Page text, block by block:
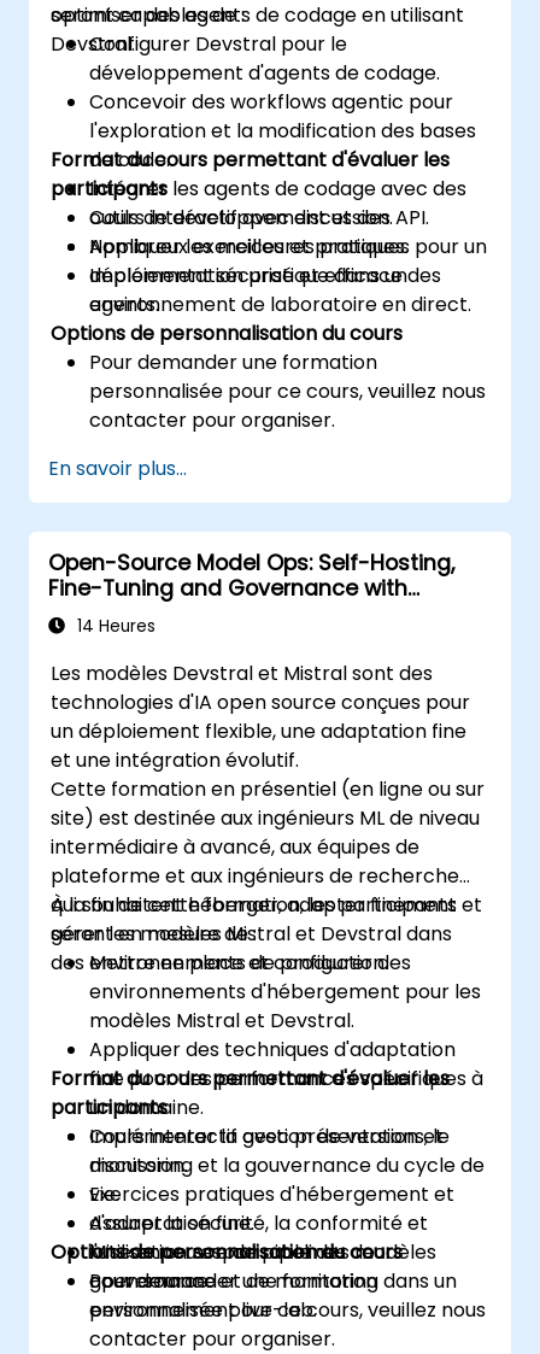
optimiser des agents de codage en utilisant
Devstral.
seront capables de :
Configurer Devstral pour le
développement d'agents de codage.
Concevoir des workflows agentic pour
l'exploration et la modification des bases
de code.
Intégrer les agents de codage avec des
outils de développement et des API.
Appliquer les meilleures pratiques pour un
déploiement sécurisé et efficace des
agents.
Format du cours permettant d'évaluer les
participants
Cours interactif avec discussion.
Nombreux exercices et pratiques.
Implémentation pratique dans un
environnement de laboratoire en direct.
Options de personnalisation du cours
Pour demander une formation
personnalisée pour ce cours, veuillez nous
contacter pour organiser.
En savoir plus...
Open-Source Model Ops: Self-Hosting,
Fine-Tuning and Governance with
Devstral & Mistral Models
14 Heures
Les modèles Devstral et Mistral sont des
technologies d'IA open source conçues pour
un déploiement flexible, une adaptation fine
et une intégration évolutif.
Cette formation en présentiel (en ligne ou sur
site) est destinée aux ingénieurs ML de niveau
intermédiaire à avancé, aux équipes de
plateforme et aux ingénieurs de recherche
qui souhaitent héberger, adapter finement et
gérer les modèles Mistral et Devstral dans
des environnements de production.
À la fin de cette formation, les participants
seront en mesure de :
Mettre en place et configurer des
environnements d'hébergement pour les
modèles Mistral et Devstral.
Appliquer des techniques d'adaptation
fine pour des performances spécifiques à
un domaine.
Implémenter la gestion de versions, le
monitoring et la gouvernance du cycle de
vie.
Assurer la sécurité, la conformité et
l'utilisation responsable des modèles
open source.
Format du cours permettant d'évaluer les
participants
Cours interactif avec présentation et
discussion.
Exercices pratiques d'hébergement et
d'adaptation fine.
Mise en œuvre de pipelines de
gouvernance et de monitoring dans un
environnement live-lab.
Options de personnalisation du cours
Pour demander une formation
personnalisée pour ce cours, veuillez nous
contacter pour organiser.